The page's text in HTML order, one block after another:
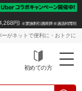
ーがネットで便利に・おトクに
初めての方